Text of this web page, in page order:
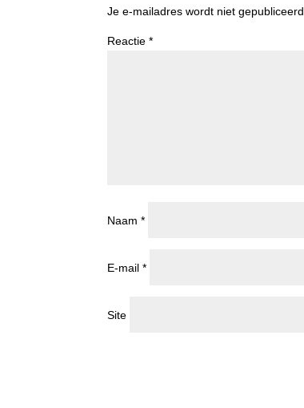
Je e-mailadres wordt niet gepubliceerd.
Reactie*
Naam*
E-mail*
Site